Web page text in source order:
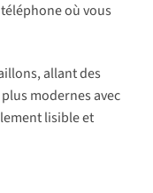
où vous
allant des
modernes avec
lisible et